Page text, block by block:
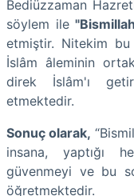
Bediüzzaman
söylem ile
etmiştir. Nitekim bu
İslâm âleminin
direk İslâm'ı
etmektedir.
Sonuç olarak,
insana, yaptığı
güvenmeyi ve bu
öğretmektedir.